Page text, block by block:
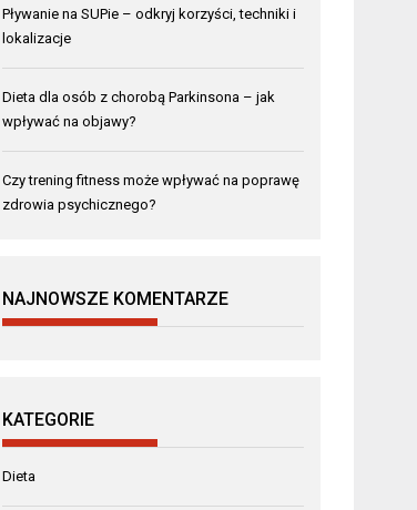
Pływanie na SUPie – odkryj korzyści, techniki i
lokalizacje
Dieta dla osób z chorobą Parkinsona – jak
wpływać na objawy?
Czy trening fitness może wpływać na poprawę
zdrowia psychicznego?
NAJNOWSZE KOMENTARZE
KATEGORIE
Dieta